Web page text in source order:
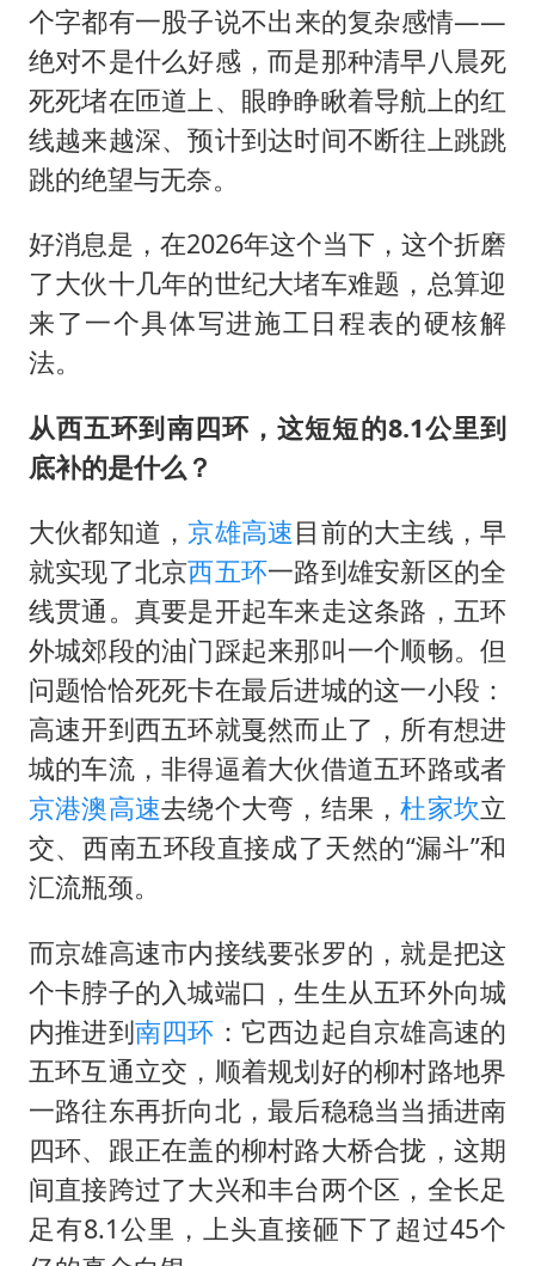
个字都有一股子说不出来的复杂感情——
绝对不是什么好感，而是那种清早八晨死
死死堵在匝道上、眼睁睁瞅着导航上的红
线越来越深、预计到达时间不断往上跳跳
跳的绝望与无奈。
好消息是，在2026年这个当下，这个折磨
了大伙十几年的世纪大堵车难题，总算迎
来了一个具体写进施工日程表的硬核解
法。
从西五环到南四环，这短短的8.1公里到
底补的是什么？
大伙都知道， 京雄高速目前的大主线，早
就实现了北京西五环一路到雄安新区的全
线贯通。真要是开起车来走这条路，五环
外城郊段的油门踩起来那叫一个顺畅。但
问题恰恰死死卡在最后进城的这一小段：
高速开到西五环就戛然而止了，所有想进
城的车流，非得逼着大伙借道五环路或者
京港澳高速去绕个大弯，结果，杜家坎立
交、西南五环段直接成了天然的“漏斗”和
汇流瓶颈。
而京雄高速市内接线要张罗的，就是把这
个卡脖子的入城端口，生生从五环外向城
内推进到南四环 ：它西边起自京雄高速的
五环互通立交，顺着规划好的柳村路地界
一路往东再折向北，最后稳稳当当插进南
四环、跟正在盖的柳村路大桥合拢，这期
间直接跨过了大兴和丰台两个区，全长足
足有8.1公里，上头直接砸下了超过45个